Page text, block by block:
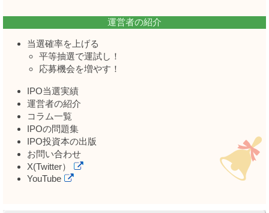
運営者の紹介
当選確率を上げる
平等抽選で運試し！
応募機会を増やす！
IPO当選実績
運営者の紹介
コラム一覧
IPOの問題集
IPO投資本の出版
お問い合わせ
X(Twitter）
YouTube